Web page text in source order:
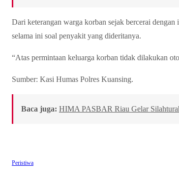
Dari keterangan warga korban sejak bercerai
selama ini soal penyakit yang dideritanya.
“Atas permintaan keluarga korban tidak dilakukan
Sumber: Kasi Humas Polres Kuansing.
Baca juga: HIMA PASBAR Riau Gelar
Peristiwa